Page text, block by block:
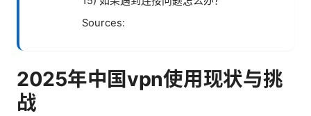
Sources:
2025年中国vpn使用现状与挑
战